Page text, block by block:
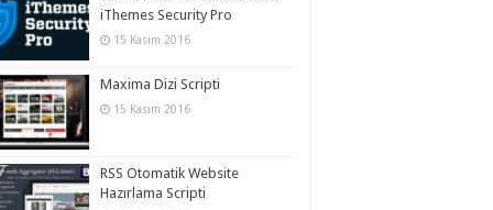
iThemes Security Pro
15 Kasım 2016
Maxima Dizi Scripti
15 Kasım 2016
RSS Otomatik Website
Hazırlama Scripti